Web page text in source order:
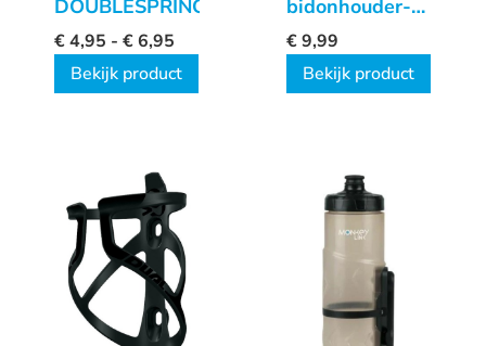
DOUBLESPRING
€4,95 - €6,95
Bekijk product
bidonhouder-
adapter
€9,99
Bekijk product